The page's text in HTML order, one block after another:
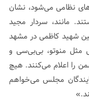
نظامی می‌شود، نشان
مانند، سردار مجید
شهید کاظمی در مشهد
مثل منوتو، بی‌بی‌سی و
را اعلام می‌کنند. هیچ
مجلس می‌خواهم